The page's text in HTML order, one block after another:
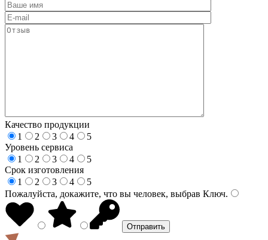
Качество продукции
1
2 3 4
5
Уровень сервиса
1
2 3 4
5
Срок изготовления
1
2 3 4
5
Пожалуйста, докажите, что вы человек, выбрав Ключ.